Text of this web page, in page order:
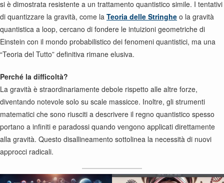
si è dimostrata resistente a un trattamento quantistico simile. I tentativi
di quantizzare la gravità, come la Teoria delle Stringhe o la gravità
quantistica a loop, cercano di fondere le intuizioni geometriche di
Einstein con il mondo probabilistico dei fenomeni quantistici, ma una
“Teoria del Tutto” definitiva rimane elusiva.
Perché la difficoltà?
La gravità è straordinariamente debole rispetto alle altre forze,
diventando notevole solo su scale massicce. Inoltre, gli strumenti
matematici che sono riusciti a descrivere il regno quantistico spesso
portano a infiniti e paradossi quando vengono applicati direttamente
alla gravità. Questo disallineamento sottolinea la necessità di nuovi
approcci radicali.